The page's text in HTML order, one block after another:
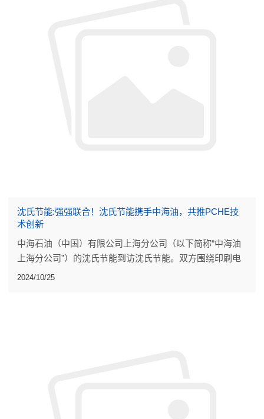
沈氏节能:强强联合！沈氏节能携手中海油，共推PCHE技
术创新
中海石油（中国）有限公司上海分公司（以下简称“中海油
上海分公司”）的沈氏节能到访沈氏节能。双方围绕印刷电
路板式换热器（PCHE）的技术创新与应用进行了为期两天
2024/10/25